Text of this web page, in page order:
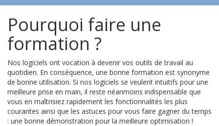
Pourquoi faire une
formation ?
Nos logiciels ont vocation à devenir vos outils de travail au
quotidien. En conséquence, une bonne formation est synonyme
de bonne utilisation. Si nos logiciels se veulent intuitifs pour une
meilleure prise en main, il reste néanmoins indispensable que
vous en maîtrisiez rapidement les fonctionnalités les plus
courantes ainsi que les astuces pour vous faire gagner du temps
: une bonne démonstration pour la meilleure optimisation !